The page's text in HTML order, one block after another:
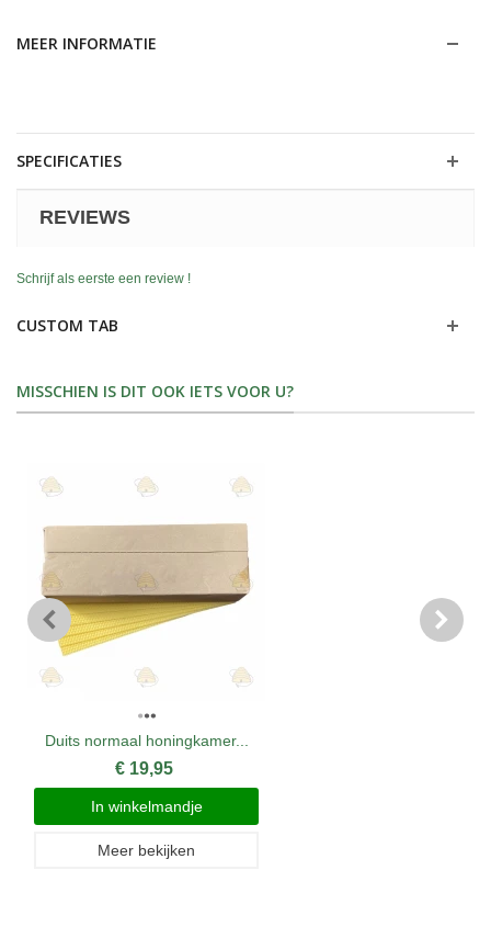
MEER INFORMATIE
SPECIFICATIES
REVIEWS
Schrijf als eerste een review !
CUSTOM TAB
MISSCHIEN IS DIT OOK IETS VOOR U?
Duits normaal honingkamer...
€ 19,95
In winkelmandje
Meer bekijken